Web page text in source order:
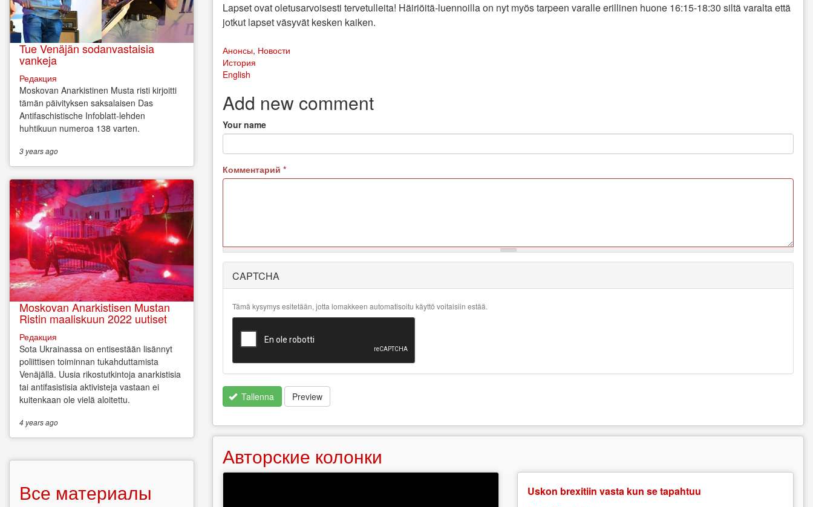
Lapset ovat oletusarvoisesti tervetulleita! Häiriöitä-luennoilla on nyt myös tarpeen varalle erillinen huone 16:15-18:30 siltä varalta että
jotkut lapset väsyvät kesken kaiken.
Анонсы, Новости
История
English
Add new comment
Your name
Комментарий *
More
information
about text
formats
CAPTCHA
Tämä kysymys esitetään, jotta lomakkeen automatisoitu käyttö voitaisiin estää.
Tallenna Preview
Авторские колонки
Uskon brexitiin vasta kun se tapahtuu
Tue Venäjän sodanvastaisia
vankeja
Редакция
Moskovan Anarkistinen Musta risti kirjoitti
tämän päivityksen saksalaisen Das
Antifaschistische Infoblatt-lehden
huhtikuun numeroa 138 varten.
3 yearsago
Moskovan Anarkistisen Mustan
Ristin maaliskuun 2022 uutiset
Редакция
Sota Ukrainassa on entisestään lisännyt
poliittisen toiminnan tukahduttamista
Venäjällä. Uusia rikostutkintoja anarkistisia
tai antifasistisia aktivisteja vastaan ei
kuitenkaan ole vielä aloitettu.
4 yearsago
Все материалы